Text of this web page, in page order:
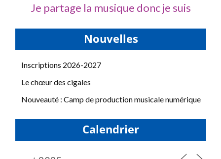
Je partage la musique donc je suis
Nouvelles
Inscriptions 2026-2027
Le chœur des cigales
Nouveauté : Camp de production musicale numérique
Calendrier